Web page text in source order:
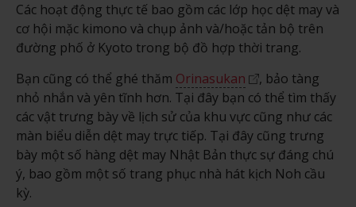
Các hoạt động thực tế bao gồm các lớp học dệt may và
cơ hội mặc kimono và chụp ảnh và/hoặc tản bộ trên
đường phố ở Kyoto trong bộ đồ hợp thời trang.
Bạn cũng có thể ghé thăm Orinasukan
, bảo tàng
nhỏ nhắn và yên tĩnh hơn. Tại đây bạn có thể tìm thấy
các vật trưng bày về lịch sử của khu vực cũng như các
màn biểu diễn dệt may trực tiếp. Tại đây cũng trưng
bày một số hàng dệt may Nhật Bản thực sự đáng chú
ý, bao gồm một số trang phục nhà hát kịch Noh cầu
kỳ.